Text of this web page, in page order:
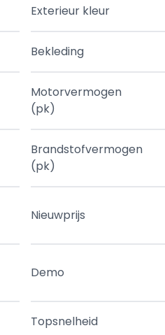
Exterieur kleur
Bekleding
Motorvermogen
(pk)
Brandstofvermogen
(pk)
Nieuwprijs
Demo
Topsnelheid